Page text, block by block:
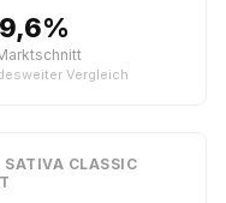
Vergleich
CLASSIC